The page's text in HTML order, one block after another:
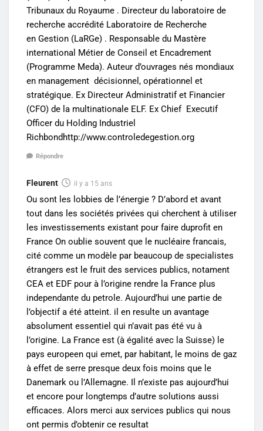
Tribunaux du Royaume . Directeur du laboratoire de
recherche accrédité Laboratoire de Recherche
en Gestion (LaRGe) . Responsable du Mastère
international Métier de Conseil et Encadrement
(Programme Meda). Auteur d’ouvrages nés mondiaux
en management décisionnel, opérationnel et
stratégique. Ex Directeur Administratif et Financier
(CFO) de la multinationale ELF. Ex Chief Executif
Officer du Holding Industriel
Richbondhttp://www.controledegestion.org
Répondre
Fleurent il y a 15 ans
Ou sont les lobbies de l’énergie ? D’abord et avant
tout dans les sociétés privées qui cherchent à utiliser
les investissements existant pour faire duprofit en
France On oublie souvent que le nucléaire francais,
cité comme un modèle par beaucoup de specialistes
étrangers est le fruit des services publics, notament
CEA et EDF pour à l’origine rendre la France plus
independante du petrole. Aujourd’hui une partie de
l’objectif a été atteint. il en resulte un avantage
absolument essentiel qui n’avait pas été vu à
l’origine. La France est (à égalité avec la Suisse) le
pays europeen qui emet, par habitant, le moins de gaz
à effet de serre presque deux fois moins que le
Danemark ou l’Allemagne. Il n’existe pas aujourd’hui
et encore pour longtemps d’autre solutions aussi
efficaces. Alors merci aux services publics qui nous
ont permis d’obtenir ce resultat